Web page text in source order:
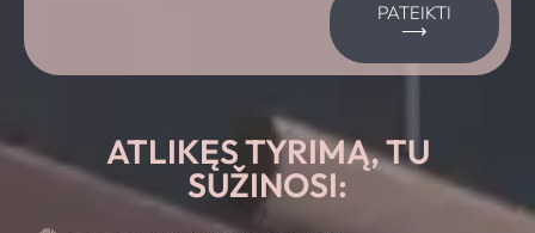
PATEIKTI
⟶
ATLIKĘS TYRIMĄ, TU
SUŽINOSI: